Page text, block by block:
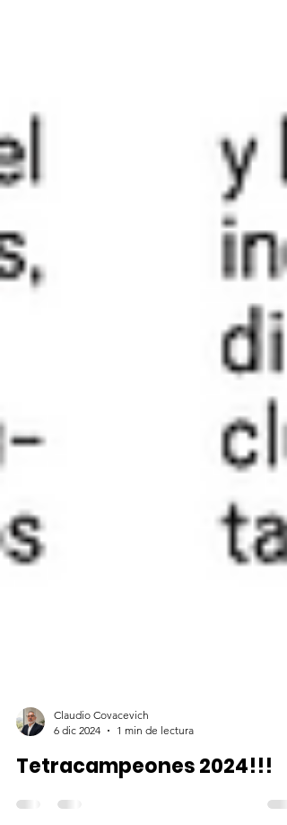
6 dic 2024
1 min de lectura
Tetracampeones 2024!!!